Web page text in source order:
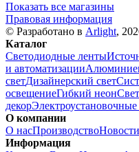
Показать все магазины
Правовая информация
© Разработано в Arlight,
Каталог
Светодиодные ленты
и автоматизации
светДизайнерский свет
освещениеГибкий неон
декорЭлектроустановочные
О компании
О насПроизводствоНовости
Информация